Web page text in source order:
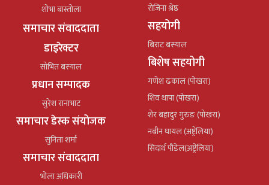
शोभा बास्तोला
समाचार संवाददाता
डाइरेक्टर
सोभित बस्याल
प्रधान सम्पादक
सुरेश रानाभाट
समाचार डेस्क संयोजक
सुनिता शर्मा
समाचार संवाददाता
भोला अधिकारी
रोजिना श्रेष्ठ
सहयोगी
बिराट बस्याल
बिशेष सहयोगी
गणेश ढकाल (पोखरा)
शिव थापा (पोखरा)
शेर बहादुर गुरुङ (पोखरा)
नबीन घायल (अष्ट्रेलिया)
सिदार्थ पौडेल(अष्ट्रेलिया)